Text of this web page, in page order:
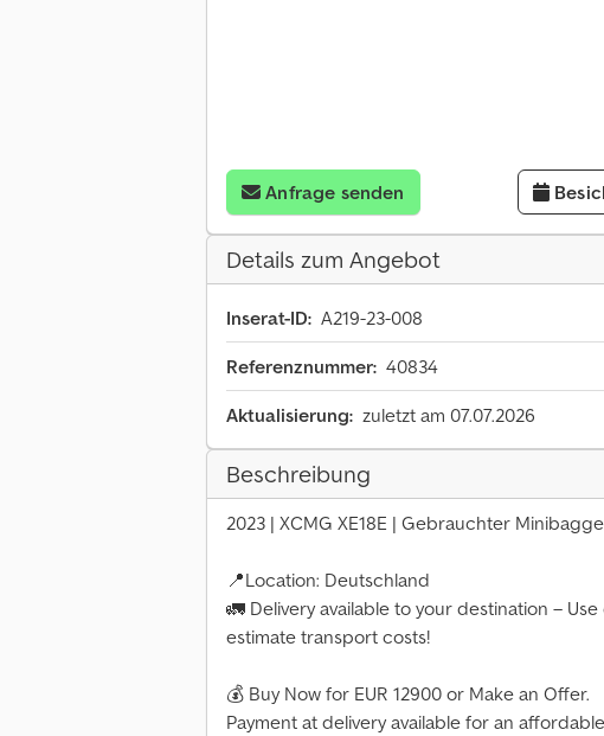
Anfrage senden
Details zum Angebot
Inserat-ID: A219-23-008
Referenznummer: 40834
Aktualisierung: zuletzt am 07.07.2026
Beschreibung
2023 | XCMG XE18E | Gebrauchter
📍Location: Deutschland
🚛 Delivery available to your destination –
estimate transport costs!
💰 Buy Now for EUR 12900 or Make an Offer.
Payment at delivery available for an